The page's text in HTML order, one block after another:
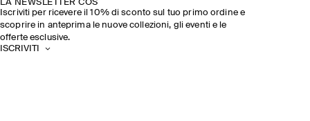
LA NEWSLETTER COS
Iscriviti per ricevere il 10% di sconto sul tuo primo ordine e
scoprire in anteprima le nuove collezioni, gli eventi e le
offerte esclusive.
ISCRIVITI